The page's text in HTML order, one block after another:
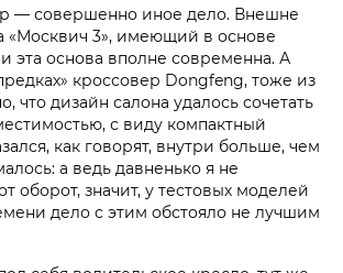
— совершенно иное дело. Внешне
«Москвич 3», имеющий в основе
эта основа вполне современна. А
кроссовер Dongfeng, тоже из
что дизайн салона удалось сочетать
с виду компактный
как говорят, внутри больше, чем
а ведь давненько я не
оборот, значит, у тестовых моделей
дело с этим обстояло не лучшим